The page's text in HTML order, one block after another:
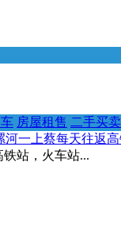
房屋租售 二手买卖
河一上蔡每天往返
站，火车站...